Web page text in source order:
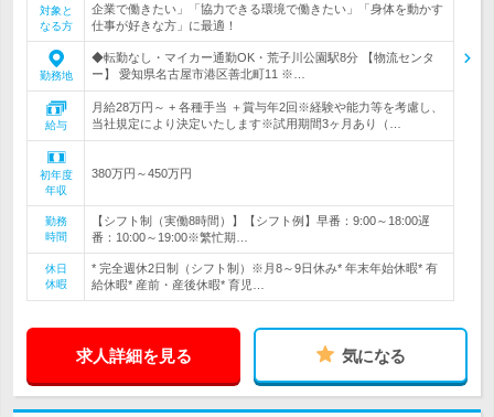
対象と
なる方
企業で働きたい」「協力できる環境で働きたい」「身体を動かす
仕事が好きな方」に最適！
勤務地
◆転勤なし・マイカー通勤OK・荒子川公園駅8分 【物流センタ
ー】 愛知県名古屋市港区善北町11 ※…
給与
月給28万円～ + 各種手当 ＋賞与年2回※経験や能力等を考慮し、
当社規定により決定いたします※試用期間3ヶ月あり（…
初年度
年収
380万円～450万円
勤務
時間
【シフト制（実働8時間）】【シフト例】早番：9:00～18:00遅
番：10:00～19:00※繁忙期…
休日
休暇
* 完全週休2日制（シフト制）※月8～9日休み* 年末年始休暇* 有
給休暇* 産前・産後休暇* 育児…
求人詳細を見る 気になる